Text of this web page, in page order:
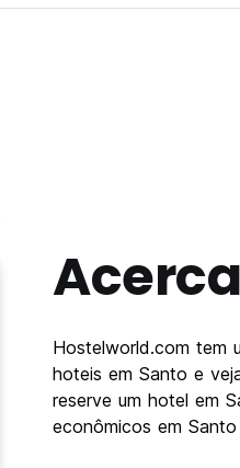
Hostelworld.com tem
hoteis em Santo e
reserve um hotel em
econômicos em